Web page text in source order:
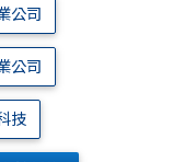
公司
公司
技